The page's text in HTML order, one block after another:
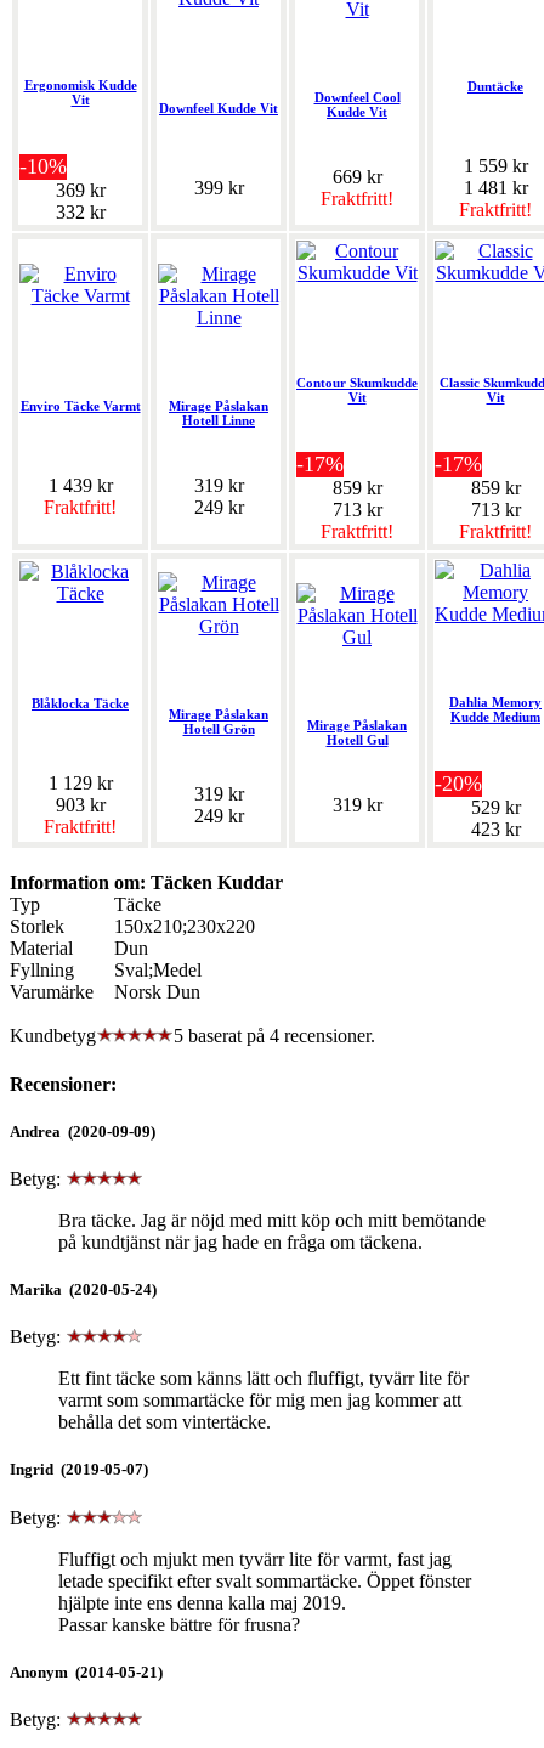
Ergonomisk Kudde
Vit
-10%
369 kr
332 kr
Downfeel Kudde Vit
399 kr
Downfeel Cool
Kudde Vit
669 kr
Fraktfritt!
Duntäcke
1 559 kr
1 481 kr
Fraktfritt!
Enviro Täcke Varmt
1 439 kr
Fraktfritt!
Mirage Påslakan
Hotell Linne
319 kr
249 kr
Contour Skumkudde
Vit
-17%
859 kr
713 kr
Fraktfritt!
Classic
Vit
-17%
859 kr
713 kr
Fraktfritt!
Blåklocka Täcke
1 129 kr
903 kr
Fraktfritt!
Mirage Påslakan
Hotell Grön
319 kr
249 kr
Mirage Påslakan
Hotell Gul
319 kr
Dahlia Memory
Kudde Medium
-20%
529 kr
423 kr
Information om: Täcken Kuddar
Typ
Täcke
Storlek
150x210;230x220
Material
Dun
Fyllning
Sval;Medel
Varumärke
Norsk Dun
Kundbetyg 5 baserat på 4 recensioner.
Recensioner:
Andrea (2020-09-09)
Betyg:
Bra täcke. Jag är nöjd med mitt köp och mitt bemötande
på kundtjänst när jag hade en fråga om täckena.
Marika (2020-05-24)
Betyg:
Ett fint täcke som känns lätt och fluffigt, tyvärr lite för
varmt som sommartäcke för mig men jag kommer att
behålla det som vintertäcke.
Ingrid (2019-05-07)
Betyg:
Fluffigt och mjukt men tyvärr lite för varmt, fast jag
letade specifikt efter svalt sommartäcke. Öppet fönster
hjälpte inte ens denna kalla maj 2019.
Passar kanske bättre för frusna?
Anonym (2014-05-21)
Betyg: